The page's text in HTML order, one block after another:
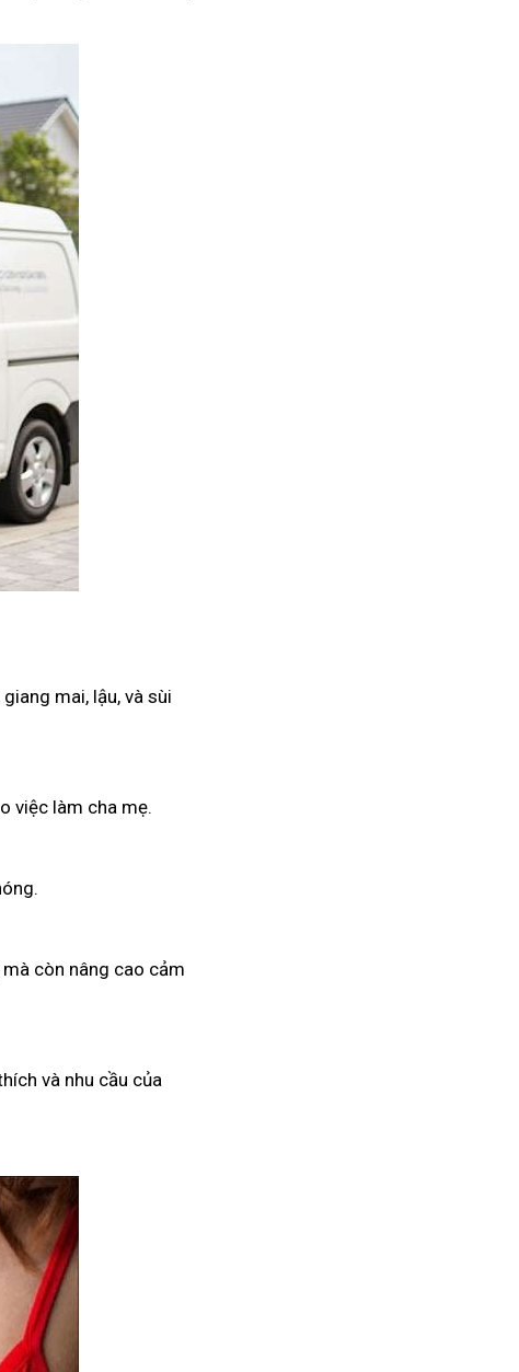
mai, lậu, và sùi
việc làm cha mẹ.
còn nâng cao cảm
và nhu cầu của